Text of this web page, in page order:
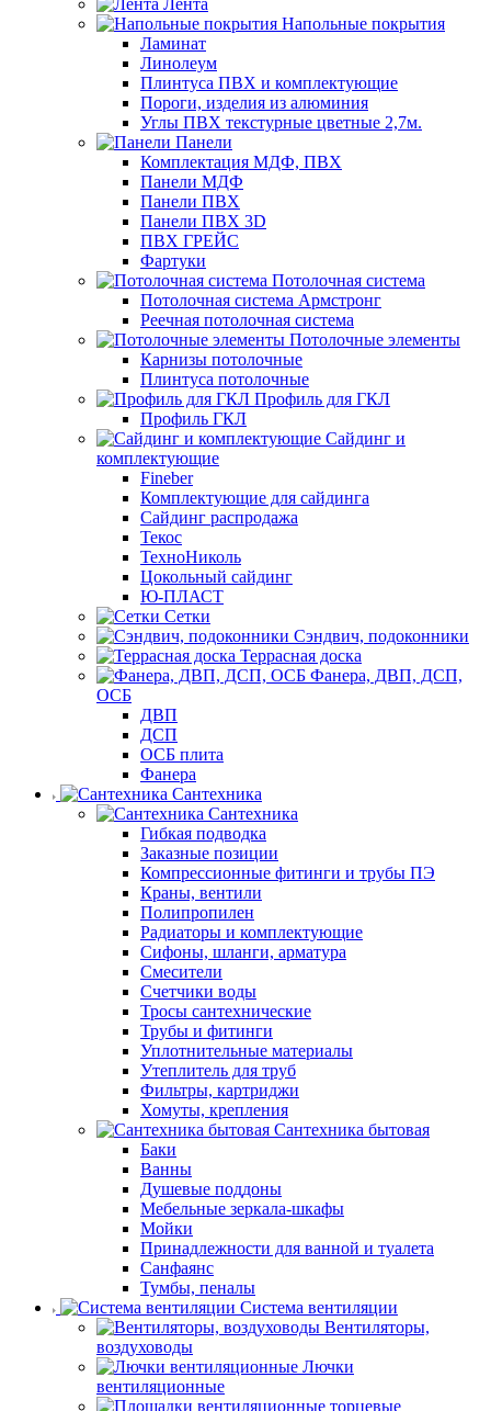
Лента
Напольные покрытия
Ламинат
Линолеум
Плинтуса ПВХ и комплектующие
Пороги, изделия из алюминия
Углы ПВХ текстурные цветные 2,7м.
Панели
Комплектация МДФ, ПВХ
Панели МДФ
Панели ПВХ
Панели ПВХ 3D
ПВХ ГРЕЙС
Фартуки
Потолочная система
Потолочная система Армстронг
Реечная потолочная система
Потолочные элементы
Карнизы потолочные
Плинтуса потолочные
Профиль для ГКЛ
Профиль ГКЛ
Сайдинг и
комплектующие
Fineber
Комплектующие для сайдинга
Сайдинг распродажа
Текос
ТехноНиколь
Цокольный сайдинг
Ю-ПЛАСТ
Сетки
Сэндвич, подоконники
Террасная доска
Фанера, ДВП, ДСП,
ОСБ
ДВП
ДСП
ОСБ плита
Фанера
Сантехника
Сантехника
Гибкая подводка
Заказные позиции
Компрессионные фитинги и трубы ПЭ
Краны, вентили
Полипропилен
Радиаторы и комплектующие
Сифоны, шланги, арматура
Смесители
Счетчики воды
Тросы сантехнические
Трубы и фитинги
Уплотнительные материалы
Утеплитель для труб
Фильтры, картриджи
Хомуты, крепления
Сантехника бытовая
Баки
Ванны
Душевые поддоны
Мебельные зеркала-шкафы
Мойки
Принадлежности для ванной и туалета
Санфаянс
Тумбы, пеналы
Система вентиляции
Вентиляторы,
воздуховоды
Лючки
вентиляционные